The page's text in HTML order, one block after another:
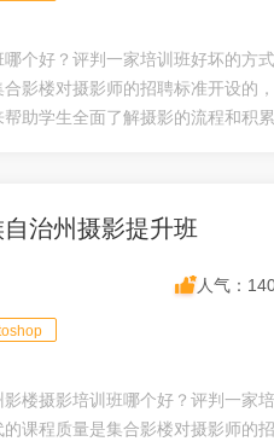
个好？评判一家培训班好坏的方
影楼对摄影师的招聘标准开设的
助学生全面了解摄影的流程和积
治州摄影提升班
人气：
楼摄影培训班哪个好？评判一家
课程质量是集合影楼对摄影师的